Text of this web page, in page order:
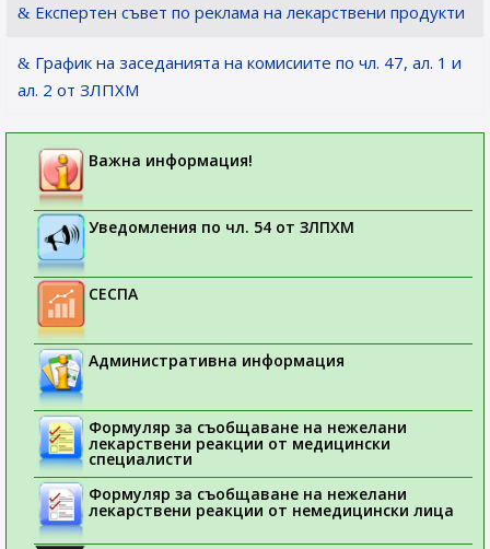
Експертен съвет по реклама на лекарствени продукти
График на заседанията на комисиите по чл. 47, ал. 1 и
ал. 2 от ЗЛПХМ
Важна информация!
Уведомления по чл. 54 от ЗЛПХМ
СЕСПА
Административна информация
Формуляр за съобщаване на нежелани
лекарствени реакции от медицински
специалисти
Формуляр за съобщаване на нежелани
лекарствени реакции от немедицински лица